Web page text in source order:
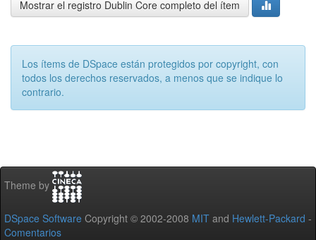
Mostrar el registro Dublin Core completo del ítem
Los ítems de DSpace están protegidos por copyright, con
todos los derechos reservados, a menos que se indique lo
contrario.
Theme by
DSpace Software Copyright © 2002-2008 MIT and Hewlett-Packard -
Comentarios